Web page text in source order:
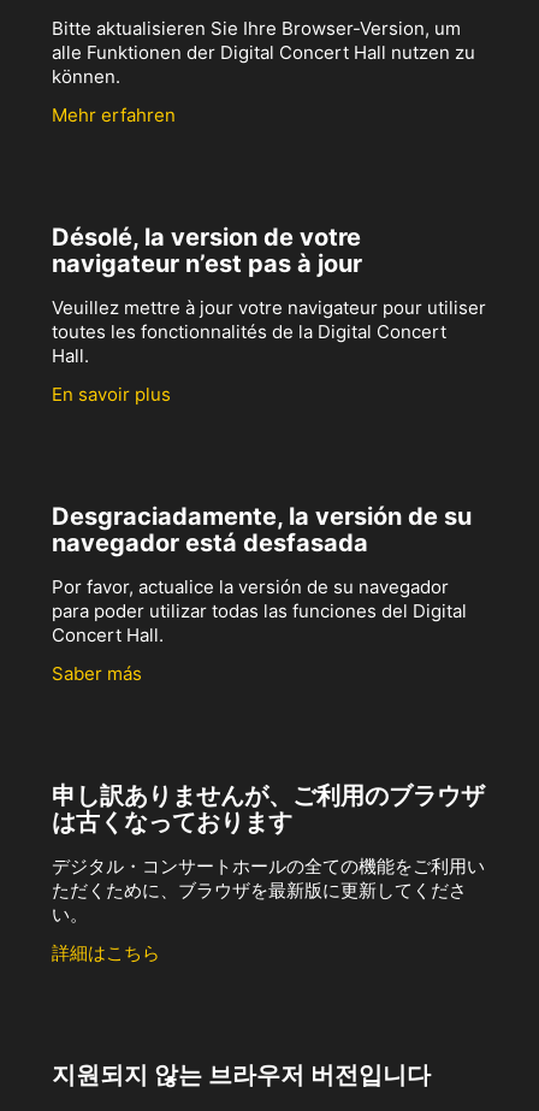
Bitte aktualisieren Sie Ihre Browser-Version, um
alle Funktionen der Digital Concert Hall nutzen zu
können.
Mehr erfahren
Désolé, la version de votre
navigateur n’est pas à jour
Veuillez mettre à jour votre navigateur pour utiliser
toutes les fonctionnalités de la Digital Concert
Hall.
En savoir plus
Desgraciadamente, la versión de su
navegador está desfasada
Por favor, actualice la versión de su navegador
para poder utilizar todas las funciones del Digital
Concert Hall.
Saber más
申し訳ありませんが、ご利用のブラウザ
は古くなっております
デジタル・コンサートホールの全ての機能をご利用い
ただくために、ブラウザを最新版に更新してくださ
い。
詳細はこちら
지원되지 않는 브라우저 버전입니다